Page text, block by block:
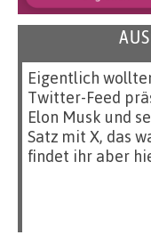
Eigentlich
Twitter-Feed
Elon Musk und
Satz mit X, das
findet ihr aber